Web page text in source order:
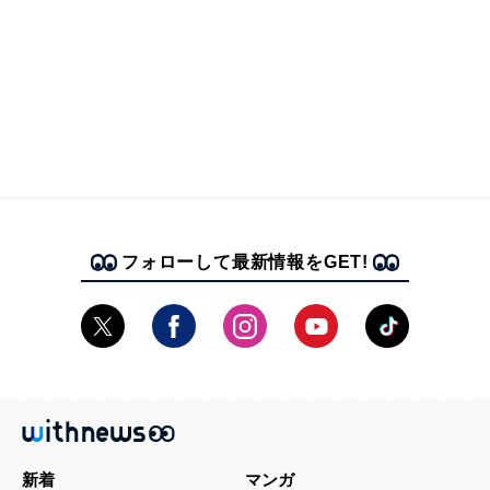
フォローして最新情報をGET!
新着 マンガ